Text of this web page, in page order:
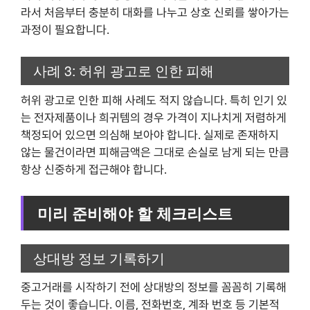
라서 처음부터 충분히 대화를 나누고 상호 신뢰를 쌓아가는
과정이 필요합니다.
사례 3: 허위 광고로 인한 피해
허위 광고로 인한 피해 사례도 적지 않습니다. 특히 인기 있
는 전자제품이나 희귀템의 경우 가격이 지나치게 저렴하게
책정되어 있으면 의심해 보아야 합니다. 실제로 존재하지
않는 물건이라면 피해금액은 그대로 손실로 남게 되는 만큼
항상 신중하게 접근해야 합니다.
미리 준비해야 할 체크리스트
상대방 정보 기록하기
중고거래를 시작하기 전에 상대방의 정보를 꼼꼼히 기록해
두는 것이 좋습니다. 이름, 전화번호, 계좌 번호 등 기본적